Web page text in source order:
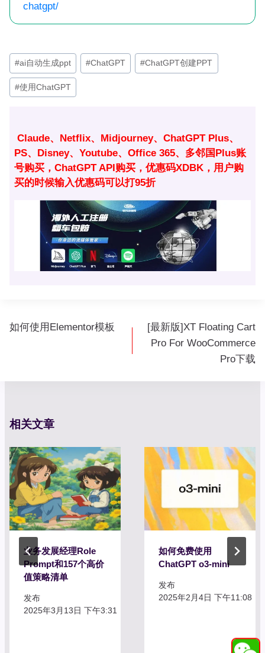
chatgpt/
文
章
标
#ai自动生成ppt #ChatGPT #ChatGPT创建PPT
#使用ChatGPT
Claude、Netflix、Midjourney、ChatGPT Plus、
PS、Disney、Youtube、Office 365、多邻国Plus账
号购买，ChatGPT API购买，优惠码XDBK，用户购
买的时候输入优惠码可以打95折
文
如何使用Elementor模板
[最新版]XT Floating Cart
Pro For WooCommerce
Pro下载
相关文章
业务发展经理Role
Prompt和157个高价
值策略清单
发布
2025年3月13日 下午3:31
如何免费使用
ChatGPT o3-mini
发布
2025年2月4日 下午11:08